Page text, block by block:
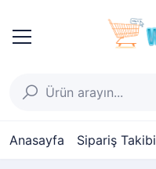
Anasayfa Sipariş Takibi